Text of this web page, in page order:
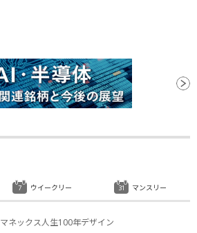
マネックス人生100年デザイン
ウイークリー マンスリー